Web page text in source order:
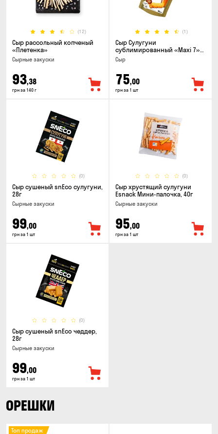
(12)
Сыр рассольный копченый
«Плетенка»
Cырные закуски
93,38
грн за 140 г
(1)
Сыр Сулугуни
сублимированный «Maxi 7»
кусочки, 30г
Сыр
75,00
грн за 1 шт
(0)
Сыр сушеный snEco сулугуни,
28г
Cырные закуски
99,00
грн за 1 шт
(0)
Сыр хрустящий сулугуни
Esnack Мини-палочка, 40г
Cырные закуски
95,00
грн за 1 шт
(0)
Сыр сушеный snEco чеддер,
28г
Cырные закуски
99,00
грн за 1 шт
ОРЕШКИ
Топ продаж